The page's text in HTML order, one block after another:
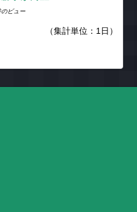
のビュー
（集計単位：1日）